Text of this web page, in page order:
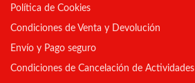
Política de Cookies
Condiciones de Venta y Devolución
Envío y Pago seguro
Condiciones de Cancelación de Actividades